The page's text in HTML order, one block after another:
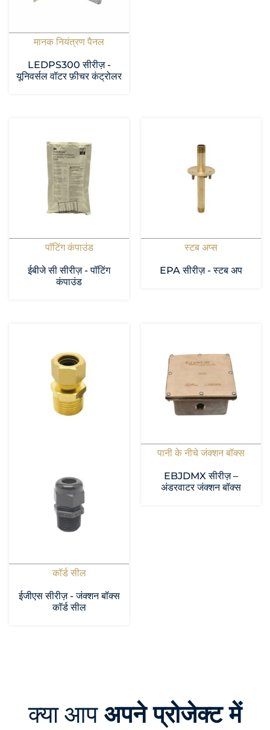
मानक नियंत्रण पैनल
LEDPS300 सीरीज़ -
यूनिवर्सल वॉटर फ़ीचर कंट्रोलर
पॉटिंग कंपाउंड
ईबीजे सी सीरीज़ - पॉटिंग
कंपाउंड
स्टब अप्स
EPA सीरीज़ - स्टब अप
कॉर्ड सील
ईजीएस सीरीज़ - जंक्शन बॉक्स
कॉर्ड सील
पानी के नीचे जंक्शन बॉक्स
EBJDMX सीरीज़ –
अंडरवाटर जंक्शन बॉक्स
क्या आप अपने प्रोजेक्ट में